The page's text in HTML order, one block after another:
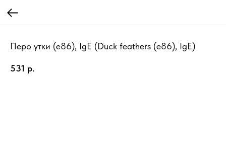
Перо утки (e86), IgE (Duck feathers (e86), IgE)
531 р.